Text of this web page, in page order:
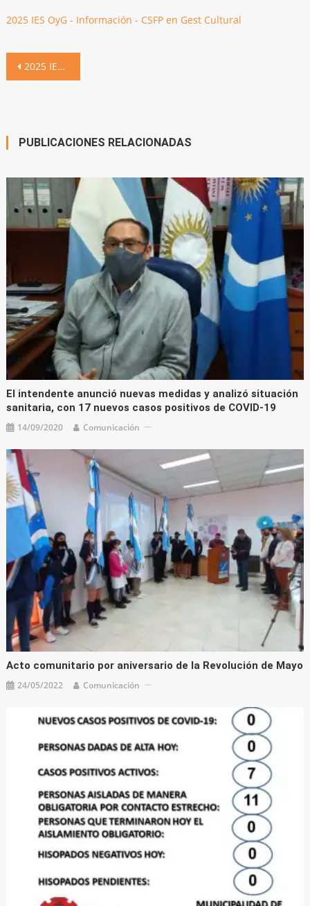
2025 IES OyG - Información - CSFP en Gest Cultural
Navegación
2025 IES OyG – Información – CSFP en Gest Cultural
PUBLICACIONES RELACIONADAS
El intendente anunció nuevas medidas y analizó situación
sanitaria, con 17 nuevos casos positivos de COVID-19
14/09/2020 Comunicación
Acto comunitario por aniversario de la Revolución de Mayo
24/05/2022 Comunicación